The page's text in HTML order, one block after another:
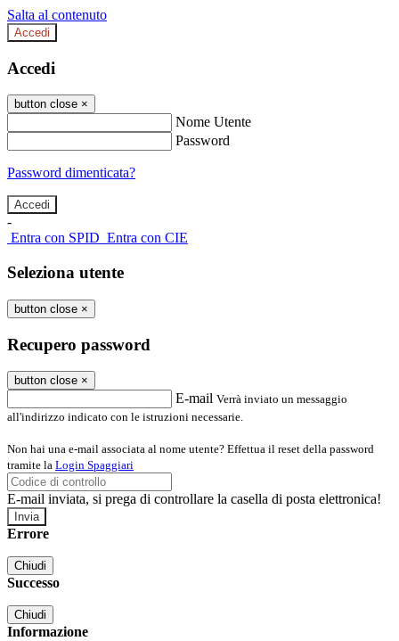
Salta al contenuto
Accedi
Accedi
button close ×
Nome Utente
Password
Password dimenticata?
-
Entra con SPID Entra con CIE
Seleziona utente
button close ×
Recupero password
button close ×
E-mail Verrà inviato un messaggio
all'indirizzo indicato con le istruzioni necessarie.
Non hai una e-mail associata al nome utente? Effettua il reset della password
tramite la Login Spaggiari
E-mail inviata, si prega di controllare la casella di posta elettronica!
Errore
Chiudi
Successo
Chiudi
Informazione